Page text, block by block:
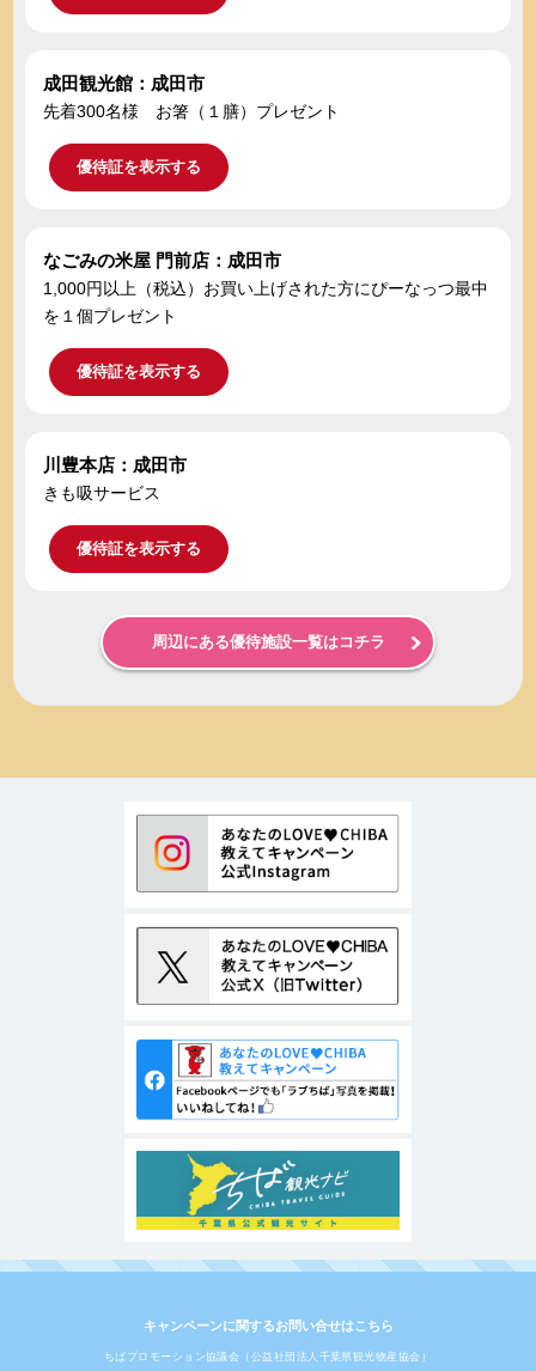
成田観光館：成田市
先着300名様 お箸（１膳）プレゼント
優待証を表示する
なごみの米屋 門前店：成田市
1,000円以上（税込）お買い上げされた方にぴーなっつ最中
を１個プレゼント
優待証を表示する
川豊本店：成田市
きも吸サービス
優待証を表示する
周辺にある優待施設一覧はコチラ
キャンペーンに関するお問い合せはこちら
ちばプロモーション協議会（公益社団法人千葉県観光物産協会）